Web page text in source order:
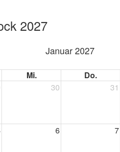
2027
Januar 2027
Mi. Do.
30 31
6 7